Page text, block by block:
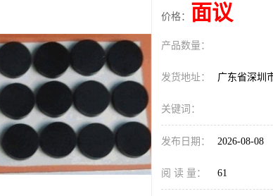
价格： 面议
产品数量：
发货地址： 广东省深圳
关键词：
发布日期： 2026-08-08
阅 读 量： 61